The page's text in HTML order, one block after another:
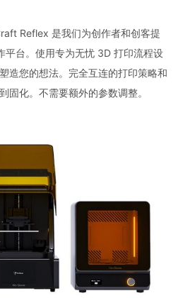
Reflex 是我们为创作者和创客提
平台。使用专为无忧 3D 打印流程设
造您的想法。完全互连的打印策略和
固化。不需要额外的参数调整。